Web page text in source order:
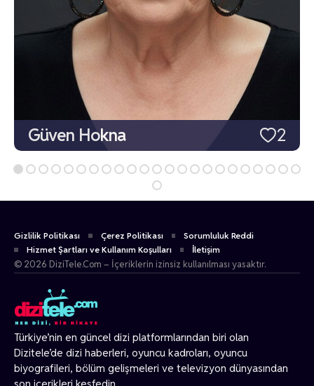
2
Güven Hokna
Türkiye’nin en güncel dizi platformlarından biri olan
Dizitele’de dizi haberleri, oyuncu kadroları, oyuncu
biyografileri, bölüm gelişmeleri ve televizyon dünyasından
Gizlilik Politikası Çerez Politikası
Sorumluluk Reddi
Hizmet Şartları ve Kullanım Koşulları
İletişim
© 2026 DiziTele.Com – İçeriklerin izinsiz kullanılması yasaktır.